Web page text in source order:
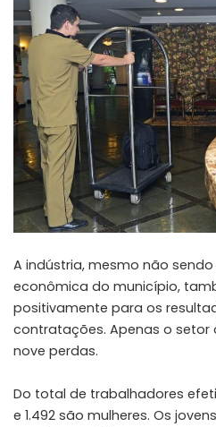
A indústria, mesmo não
econômica do município,
positivamente para os
contratações. Apenas o setor
nove perdas.
Do total de trabalhadores
e 1.492 são mulheres. Os